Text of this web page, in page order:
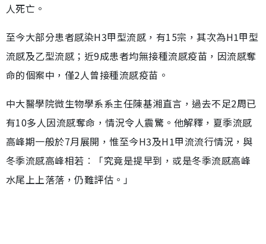
人死亡。
至今大部分患者感染H3甲型流感，有15宗，其次為H1甲型
流感及乙型流感；近9成患者均無接種流感疫苗，因流感奪
命的個案中，僅2人曾接種流感疫苗。
中大醫學院微生物學系系主任陳基湘直言，過去不足2周已
有10多人因流感奪命，情況令人震驚。他解釋，夏季流感
高峰期一般於7月展開，惟至今H3及H1甲流流行情況，與
冬季流感高峰相若︰「究竟是提早到，或是冬季流感高峰
水尾上上落落，仍難評估。」